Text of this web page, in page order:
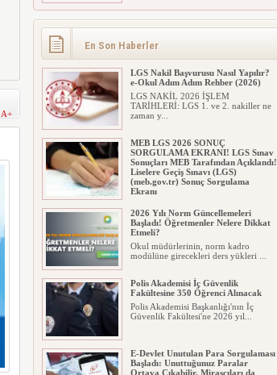
A+
En Son Haberler
Paralar Hesaplara Geçiyor
Yaklaşık 6 milyon emeklinin merakla
LGS Nakil Başvurusu Nasıl Yapılır?
e-Okul Adım Adım Rehber (2026)
LGS NAKİL 2026 İŞLEM
TARİHLERİ: LGS 1. ve 2. nakiller ne
zaman y...
MEB LGS 2026 SONUÇ
SORGULAMA EKRANI! LGS Sınav
Sonuçları MEB Tarafından Açıklandı!
Liselere Geçiş Sınavı (LGS)
(meb.gov.tr) Sonuç Sorgulama
Ekranı
Milyonlarca öğrenci için ...
2026 Yılı Norm Güncellemeleri
Başladı! Öğretmenler Nelere Dikkat
Etmeli?
Okul müdürlerinin, norm kadro
modülüne girecekleri ders yükleri ...
Polis Akademisi İç Güvenlik
Fakültesine 350 Öğrenci Alınacak
Polis Akademisi Başkanlığı'nın İç
Güvenlik Fakültesi'ne 2026 yıl...
E-Devlet Unutulan Para Sorgulaması
Başladı: Unuttuğunuz Paralar
Ortaya Çıkabilir, Mirasçıları da